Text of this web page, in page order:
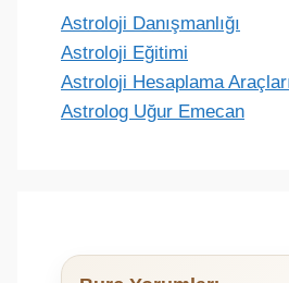
Astroloji Danışmanlığı
Astroloji Eğitimi
Astroloji Hesaplama
Astrolog Uğur Emecan